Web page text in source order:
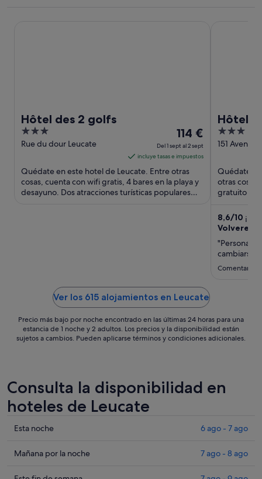
Hôtel des 2 golfs
3
out
5
Rue du dour Leucate
El
precio
es
de
114 €
por
114 €
Del 1 sept al 2 sept
incluye tasas e impuestos
Quédate en este hotel de Leucate. Entre otras
cosas, cuenta con wifi gratis, 4 bares en la playa y
desayuno. Dos atracciones turísticas populares
Hôtel
3
out
5
151 Avenue
Quédate
otras
gratuito y
8,6/10
"Personal
cambiarse
Comentario
Ver los 615 alojamientos en Leucate
Precio más bajo por noche encontrado en las últimas 24 horas para una
estancia de 1 noche y 2 adultos. Los precios y la disponibilidad están
sujetos a cambios. Pueden aplicarse términos y condiciones adicionales.
Consulta la disponibilidad en
hoteles de Leucate
Comprueba
precios
Esta noche 6 ago - 7 ago
Comprueba
Mañana por la noche 7 ago - 8 ago